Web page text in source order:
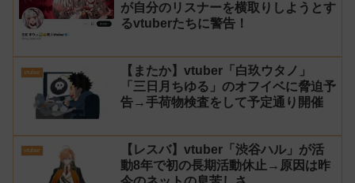
が自分のリスナーを横取りしようとす
るvtuberたちに警告！
vtuber
【またか】vtuber「白玖ウタノ」
「三日月ちゆる」のオフイベに脅迫予
告→手荷物検査をして予定通り開催
vtuber
【レスバ】vtuber「渋谷ハル」が活
動8年で初の長期活動休止→原因は昨